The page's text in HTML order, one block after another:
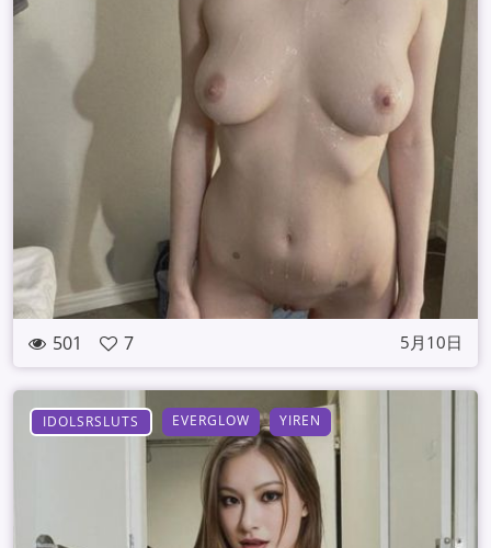
501 7 5月10日
IDOLSRSLUTS EVERGLOW YIREN